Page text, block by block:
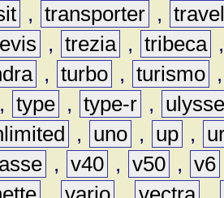
, transporter ,
, trezia , tribeca
, turbo , turismo
, type , type-r ,
, uno , up ,
, v40 , v50 , v6